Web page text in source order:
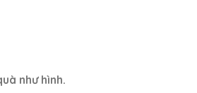
như hình.